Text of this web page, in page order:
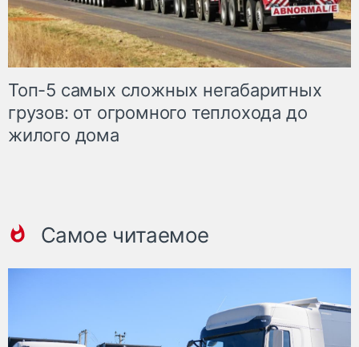
Топ-5 самых сложных негабаритных
грузов: от огромного теплохода до
жилого дома
Самое читаемое